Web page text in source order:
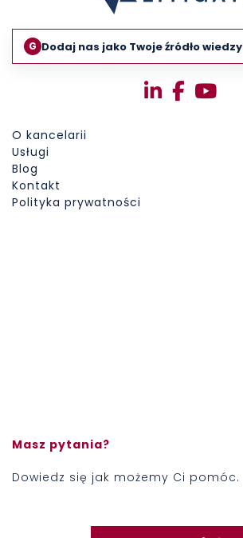
G Dodaj nas jako Twoje źródło wiedzy
O kancelarii
Usługi
Blog
Kontakt
Polityka prywatności
Masz pytania?
Dowiedz się jak możemy Ci pomóc.